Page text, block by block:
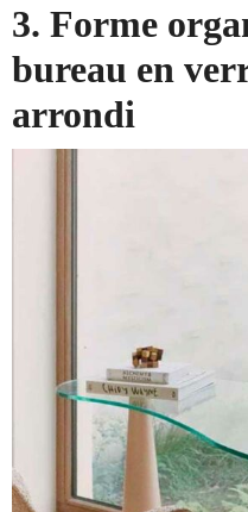
3. Forme
bureau en
arrondi